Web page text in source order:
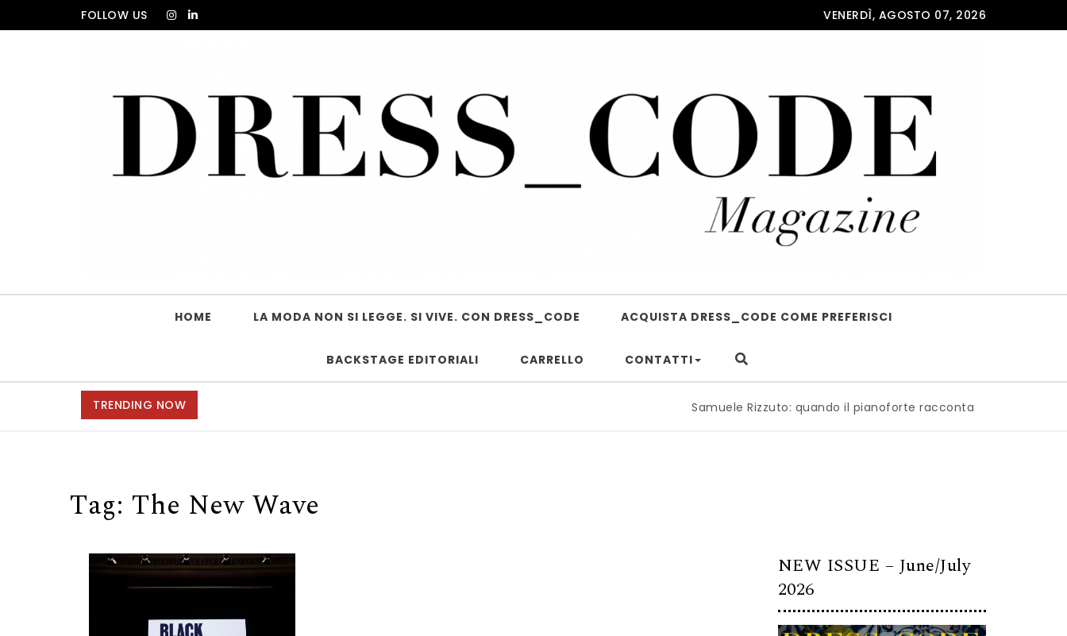
Skip to contentFOLLOW US VENERDÌ, AGOSTO 07, 2026
HOME LA MODA NON SI LEGGE. SI VIVE. CON DRESS_CODE ACQUISTA DRESS_CODE COME PREFERISCI
BACKSTAGE EDITORIALI CARRELLO CONTATTI
TRENDING NOW Samuele Rizzuto: quando il pianoforte racconta l’anima dell’Italia
Tag: The New Wave
NEW ISSUE – June/July
2026